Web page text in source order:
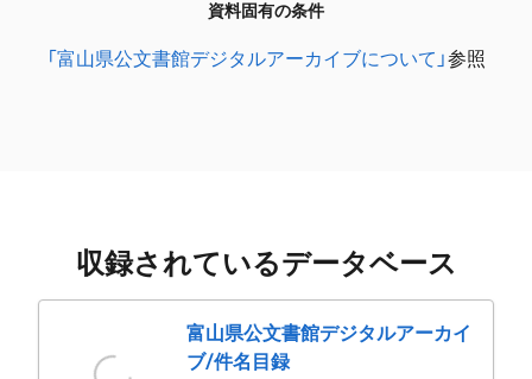
資料固有の条件
「富山県公文書館デジタルアーカイブについて」参照
収録されているデータベース
富山県公文書館デジタルアーカイ
ブ/件名目録